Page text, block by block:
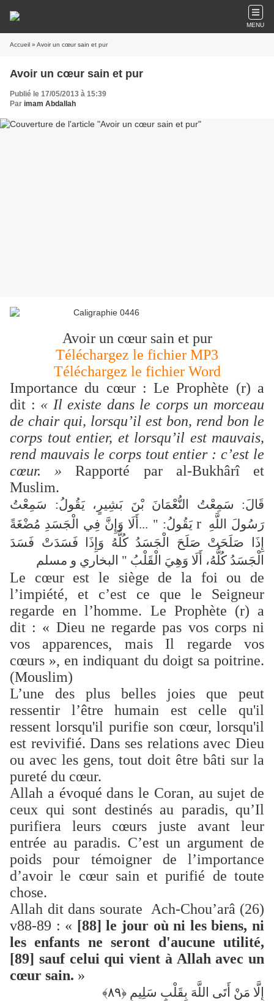
MENU
Accueil » Avoir un cœur sain et pur
Avoir un cœur sain et pur
Publié le 17/05/2013 à 15:39
Par imam Abdallah
Avoir un cœur sain et pur
Téléchargez le fichier MP3
Téléchargez le fichier Word
Importance du cœur : Le Prophète (r) a
dit : « Il existe dans le corps un morceau
de chair qui, lorsqu’il est bon, rend bon le
corps tout entier, et lorsqu’il est mauvais,
rend mauvais le corps tout entier : c’est le
cœur. » Rapporté par al-Bukhârî et
Muslim.
قَالَ: سَمِعْتُ النُّعْمَانَ بْنَ بَشِيرٍ، يَقُولُ: سَمِعْتُ
رَسُولَ اللَّهِ r يَقُولُ: " ...أَلَا وَإِنَّ فِي الْجَسَدِ مُضْغَةً
إِذَا صَلَحَتْ صَلَحَ الْجَسَدُ كُلُّهُ وَإِذَا فَسَدَتْ فَسَدَ
الْجَسَدُ كُلُّهُ، أَلَا وَهِيَ الْقَلْبُ " البخاري و مسلم
Le cœur est le siège de la foi ou de
l’impiété, et c’est ce que le Seigneur
regarde en l’homme. Le Prophète (r) a
dit : « Dieu ne regarde pas vos corps ni
vos apparences, mais Il regarde vos
cœurs », en indiquant du doigt sa poitrine.
(Mouslim)
L’une des plus belles joies que peut
ressentir l’être humain est celle qu'il
ressent lorsqu'il purifie son cœur, lorsqu'il
est revivifié. Dans ses relations avec Dieu
ou avec les gens, tout doit être bâti sur la
pureté du cœur.
Allah a évoqué dans le Coran, au sujet de
ceux qui sont destinés au paradis, qu’Il
purifiera leurs cœurs juste avant leur
entrée au paradis. C’est un argument de
poids pour témoigner de l’importance
d’avoir le cœur sain et purifié de toute
chose.
Allah dit dans sourate Ach-Chou’arâ (26)
v88-89 : « [88] le jour où ni les biens, ni
les enfants ne seront d'aucune utilité,
[89] sauf celui qui vient à Allah avec un
cœur sain. »
إِلَّا مَنْ أَتَى اللَّهَ بِقَلْبٍ سَلِيمٍ ﴿٨٩﴾